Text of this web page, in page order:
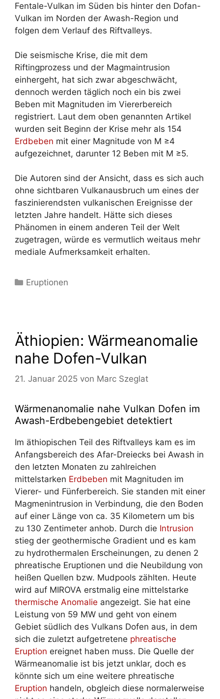
Fentale-Vulkan im Süden bis hinter den Dofan-
Vulkan im Norden der Awash-Region und
folgen dem Verlauf des Riftvalleys.
Die seismische Krise, die mit dem
Riftingprozess und der Magmaintrusion
einhergeht, hat sich zwar abgeschwächt,
dennoch werden täglich noch ein bis zwei
Beben mit Magnituden im Viererbereich
registriert. Laut dem oben genannten Artikel
wurden seit Beginn der Krise mehr als 154
Erdbeben mit einer Magnitude von M ≥4
aufgezeichnet, darunter 12 Beben mit M ≥5.
Die Autoren sind der Ansicht, dass es sich auch
ohne sichtbaren Vulkanausbruch um eines der
faszinierendsten vulkanischen Ereignisse der
letzten Jahre handelt. Hätte sich dieses
Phänomen in einem anderen Teil der Welt
zugetragen, würde es vermutlich weitaus mehr
mediale Aufmerksamkeit erhalten.
Kategorien
Eruptionen
Äthiopien: Wärmeanomalie
nahe Dofen-Vulkan
21. Januar 2025 von Marc Szeglat
Wärmenanomalie nahe Vulkan Dofen im
Awash-Erdbebengebiet detektiert
Im äthiopischen Teil des Riftvalleys kam es im
Anfangsbereich des Afar-Dreiecks bei Awash in
den letzten Monaten zu zahlreichen
mittelstarken Erdbeben mit Magnituden im
Vierer- und Fünferbereich. Sie standen mit einer
Magmenintrusion in Verbindung, die den Boden
auf einer Länge von ca. 35 Kilometern um bis
zu 130 Zentimeter anhob. Durch die Intrusion
stieg der geothermische Gradient und es kam
zu hydrothermalen Erscheinungen, zu denen 2
phreatische Eruptionen und die Neubildung von
heißen Quellen bzw. Mudpools zählten. Heute
wird auf MIROVA erstmalig eine mittelstarke
thermische Anomalie angezeigt. Sie hat eine
Leistung von 59 MW und geht von einem
Gebiet südlich des Vulkans Dofen aus, in dem
sich die zuletzt aufgetretene phreatische
Eruption ereignet haben muss. Die Quelle der
Wärmeanomalie ist bis jetzt unklar, doch es
könnte sich um eine weitere phreatische
Eruption handeln, obgleich diese normalerweise